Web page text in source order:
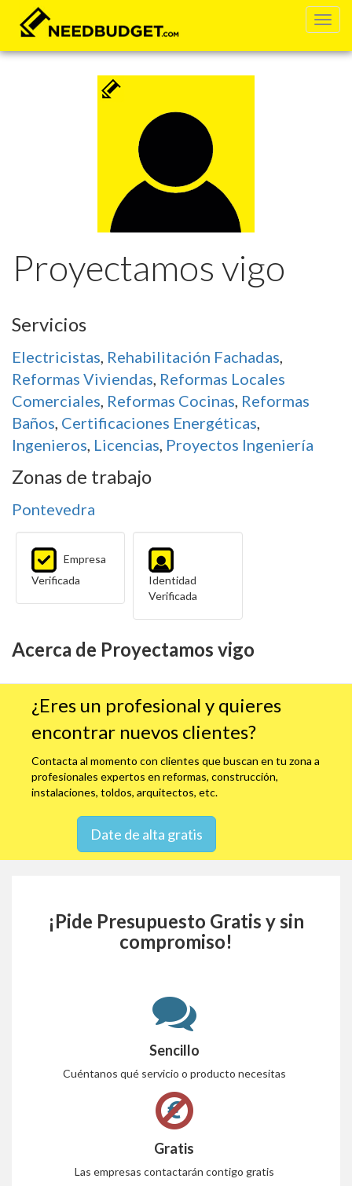
Proyectamos vigo
Servicios
Electricistas, Rehabilitación Fachadas,
Reformas Viviendas, Reformas Locales
Comerciales, Reformas Cocinas, Reformas
Baños, Certificaciones Energéticas,
Ingenieros, Licencias, Proyectos Ingeniería
Zonas de trabajo
Pontevedra
Empresa
Verificada
Identidad
Verificada
Acerca de Proyectamos vigo
¿Eres un profesional y quieres
encontrar nuevos clientes?
Contacta al momento con clientes que buscan en tu zona a
profesionales expertos en reformas, construcción,
instalaciones, toldos, arquitectos, etc.
Date de alta gratis
¡Pide Presupuesto Gratis y sin
compromiso!
Sencillo
Cuéntanos qué servicio o producto necesitas
Gratis
Las empresas contactarán contigo gratis